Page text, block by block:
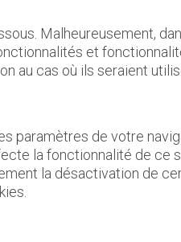
Malheureusement,
et
au cas où ils seraient
paramètres de votre
la fonctionnalité de ce
la désactivation de